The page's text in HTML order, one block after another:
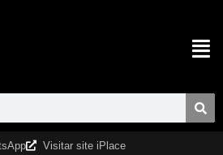
Visitar site iPlace